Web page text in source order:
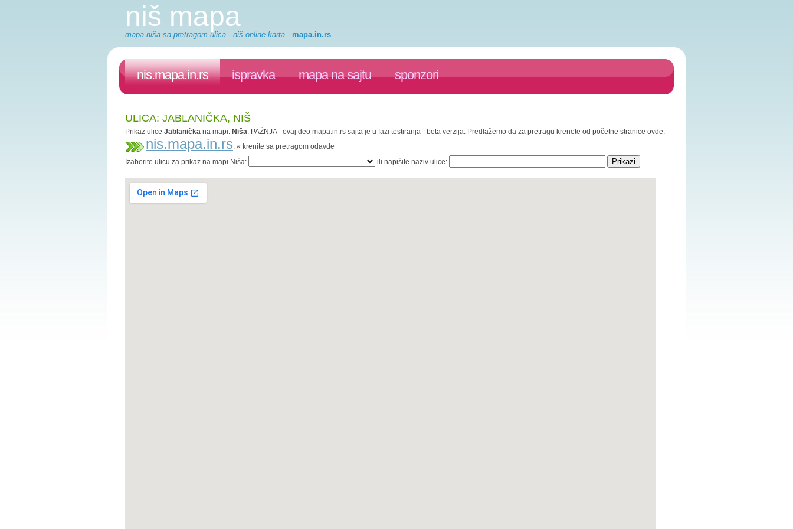
niš mapa
mapa niša sa pretragom ulica - niš online karta - mapa.in.rs
nis.mapa.in.rs ispravka mapa na sajtu sponzori
ULICA: JABLANIČKA, NIŠ
Prikaz ulice Jablanička na mapi. Niša. PAŽNJA - ovaj deo mapa.in.rs sajta je u fazi testiranja - beta verzija. Predlažemo da za pretragu krenete od početne stranice ovde:
nis.mapa.in.rs. « krenite sa pretragom odavde
Izaberite ulicu za prikaz na mapi Niša:
ili napišite naziv ulice: